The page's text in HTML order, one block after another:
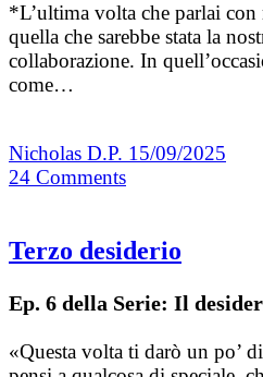
*L’ultima volta che parlai
quella che sarebbe stata la
collabora­zione. In
come…
Nicholas D.P. 15/09/2025
24 Comments
Terzo desiderio
Ep. 6 della Serie: Il
«Questa volta ti darò un po’